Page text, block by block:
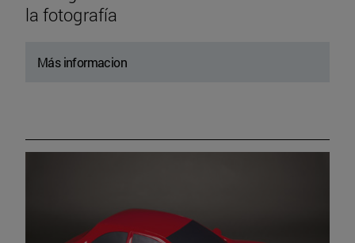
la fotografía
Más informacion